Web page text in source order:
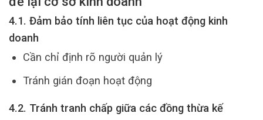
4.1. Đảm bảo tính liên tục của hoạt động kinh
doanh
Cần chỉ định rõ người quản lý
Tránh gián đoạn hoạt động
4.2. Tránh tranh chấp giữa các đồng thừa kế